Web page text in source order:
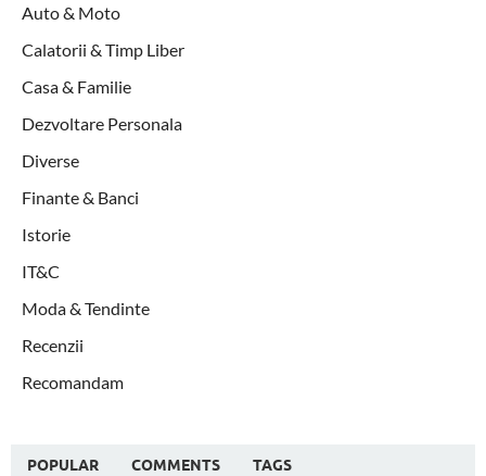
Auto & Moto
Calatorii & Timp Liber
Casa & Familie
Dezvoltare Personala
Diverse
Finante & Banci
Istorie
IT&C
Moda & Tendinte
Recenzii
Recomandam
POPULAR COMMENTS TAGS